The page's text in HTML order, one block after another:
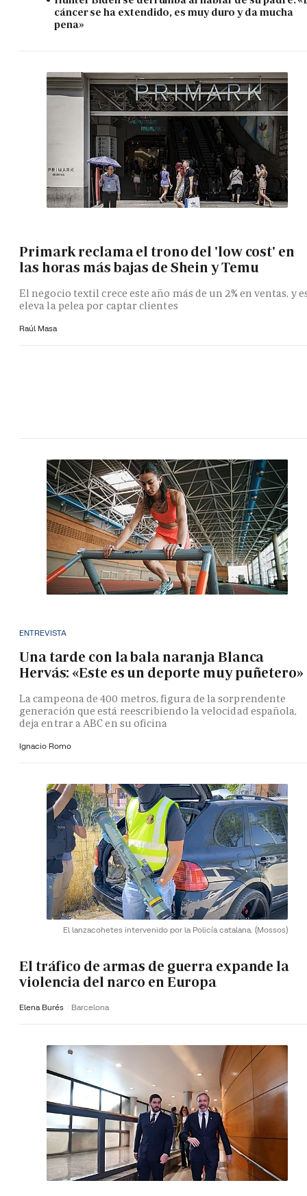
cáncer se ha extendido, es muy duro y da mucha
pena»
Primark reclama el trono del 'low cost' en
las horas más bajas de Shein y Temu
El negocio textil crece este año más de un 2% en ventas, y
eleva la pelea por captar clientes
Raúl Masa
ENTREVISTA
Una tarde con la bala naranja Blanca
Hervás: «Este es un deporte muy puñetero»
La campeona de 400 metros, figura de la sorprendente
generación que está reescribiendo la velocidad española,
deja entrar a ABC en su oficina
Ignacio Romo
El lanzacohetes intervenido por la Policía catalana. (Mossos)
El tráfico de armas de guerra expande la
violencia del narco en Europa
Elena Burés Barcelona